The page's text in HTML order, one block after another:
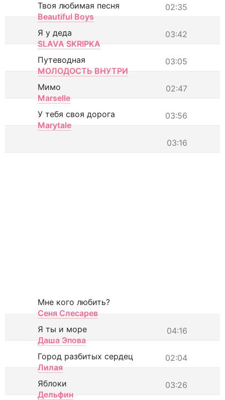
02:35
Твоя любимая песня
Beautiful Boys
03:42
Я у деда
SLAVA SKRIPKA
03:05
Путеводная
МОЛОДОСТЬ ВНУТРИ
02:47
Мимо
Marselle
03:56
У тебя своя дорога
Marytale
03:16
Мне кого любить?
Сеня Слесарев
04:16
Я ты и море
Даша Эпова
02:04
Город разбитых сердец
Лилая
03:26
Яблоки
Дельфин